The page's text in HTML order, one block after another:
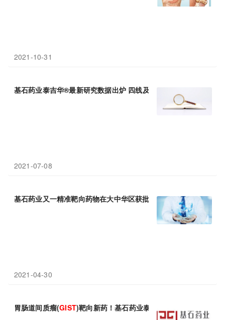
2021-10-31
基石药业泰吉华®最新研究数据出炉 四线及以上
2021-07-08
基石药业又一精准靶向药物在大中华区获批 用于治疗GIST
2021-04-30
胃肠道间质瘤(GIST)靶向新药！基石药业泰吉华®(avapritinib，